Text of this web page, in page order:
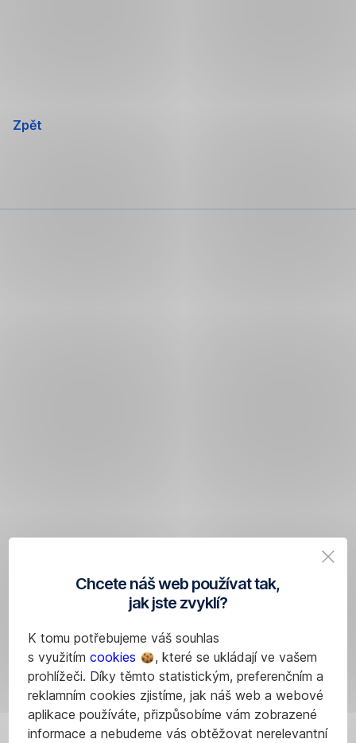
Chcete náš web používat tak,
jak jste zvyklí?
K tomu potřebujeme váš souhlas
s využitím cookies
, které se ukládají ve vašem
prohlížeči. Díky těmto statistickým, preferenčním a
reklamním cookies zjistíme, jak náš web a webové
aplikace používáte, přizpůsobíme vám zobrazené
informace a nebudeme vás obtěžovat nerelevantní
Zpět